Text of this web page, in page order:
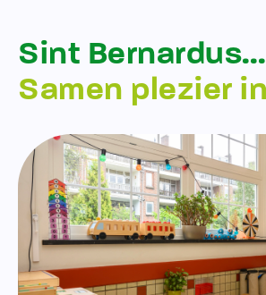
Sint
Samen plezier